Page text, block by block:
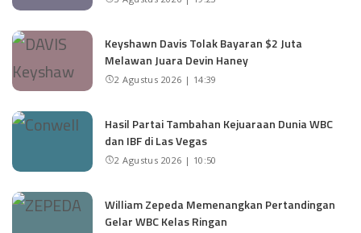
Keyshawn Davis Tolak Bayaran $2 Juta
Melawan Juara Devin Haney
2 Agustus 2026 | 14:39
Hasil Partai Tambahan Kejuaraan Dunia WBC
dan IBF di Las Vegas
2 Agustus 2026 | 10:50
William Zepeda Memenangkan Pertandingan
Gelar WBC Kelas Ringan